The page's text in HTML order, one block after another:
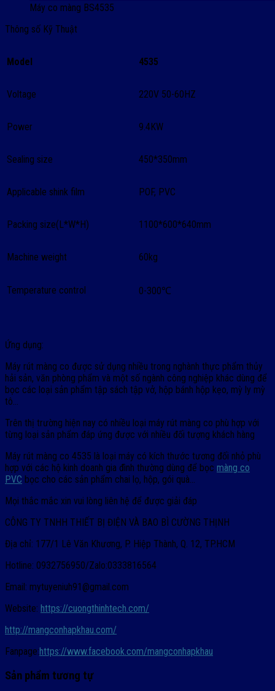
Máy co màng BS4535
Thông số Kỹ Thuật
Model 4535
Voltage 220V 50-60HZ
Power 9.4KW
Sealing size 450*350mm
Applicable shink film POF, PVC
Packing size(L*W*H) 1100*600*640mm
Machine weight 60kg
Temperature control 0-300℃
Ứng dụng:
Máy rút màng co được sử dụng nhiều trong nghành thực phẩm thủy
hải sản, văn phòng phẩm và một số ngành công nghiệp khác dùng để
bọc các loại sản phẩm tập sách tập vở, hộp bánh hộp kẹo, mỳ ly mỳ
tô…
Trên thị trường hiện nay có nhiều loại máy rút màng co phù hợp với
từng loại sản phẩm đáp ứng được với nhiều đối tượng khách hàng
Máy rút màng co 4535 là loại máy có kích thước tương đối nhỏ phù
hợp với các hộ kinh doanh gia đình thường dùng để bọc màng co
PVC bọc cho các sản phẩm chai lọ, hộp, gói quà…
Mọi thắc mắc xin vui lòng liên hệ để được giải đáp
CÔNG TY TNHH THIẾT BỊ ĐIỆN VÀ BAO BÌ CƯỜNG THỊNH
Địa chỉ: 177/1 Lê Văn Khương, P. Hiệp Thành, Q. 12, TP.HCM
Hotline: 0932756950/Zalo:0333816564
Email: mytuyeniuh91@gmail.com
Website: https://cuongthinhtech.com/
http://mangconhapkhau.com/
Fanpage:https://www.facebook.com/mangconhapkhau
Sản phẩm tương tự